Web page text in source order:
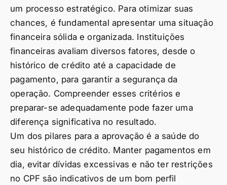
um processo estratégico. Para otimizar suas
chances, é fundamental apresentar uma situação
financeira sólida e organizada. Instituições
financeiras avaliam diversos fatores, desde o
histórico de crédito até a capacidade de
pagamento, para garantir a segurança da
operação. Compreender esses critérios e
preparar-se adequadamente pode fazer uma
diferença significativa no resultado.
Um dos pilares para a aprovação é a saúde do
seu histórico de crédito. Manter pagamentos em
dia, evitar dívidas excessivas e não ter restrições
no CPF são indicativos de um bom perfil